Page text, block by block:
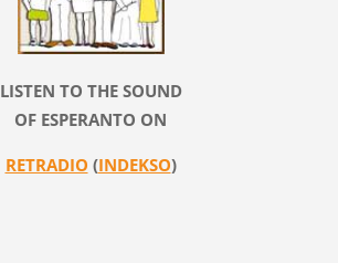
LISTEN TO THE SOUND
OF ESPERANTO ON
RETRADIO (INDEKSO)